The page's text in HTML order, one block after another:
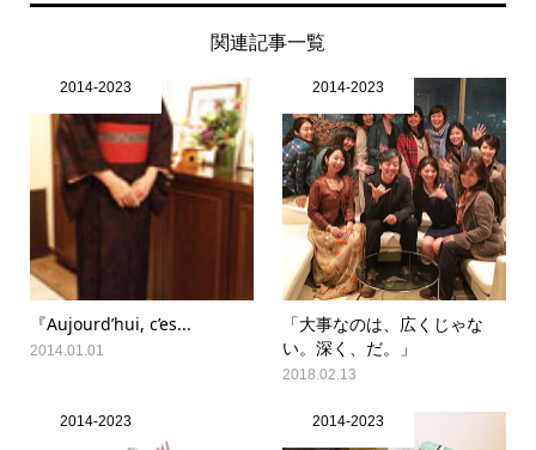
関連記事一覧
2014-2023
『Aujourd’hui, c’es...
2014.01.01
2014-2023
「大事なのは、広くじゃな
い。深く、だ。」
2018.02.13
2014-2023 2014-2023